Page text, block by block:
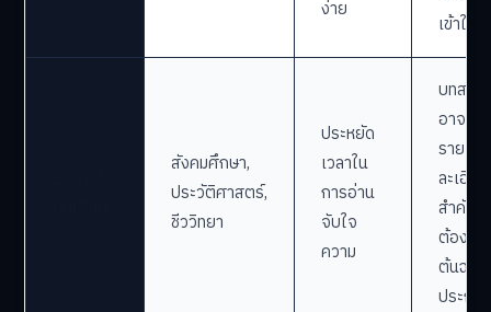
ง่าย
เข้าใจ
สังคมศึกษา,
ประวัติศาสตร์,
ชีววิทยา
ประหยัด
เวลาใน
การอ่าน
จับใจ
ความ
บทสรุป
อาจขาด
ราย
ละเอียด
สำคัญ
ต้องอ่า
ต้นฉบับ
ประกอ